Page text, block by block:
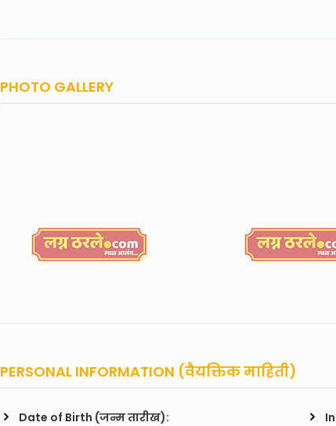
PHOTO GALLERY
PERSONAL INFORMATION (वैयक्तिक माहिती)
Date of Birth (जन्म तारीख):